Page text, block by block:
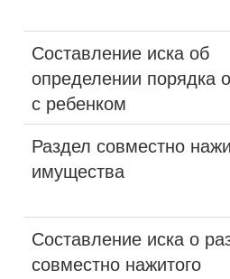
Составление иска об
определении порядка
с ребенком
Раздел совместно
имущества
Составление иска о
совместно нажитого